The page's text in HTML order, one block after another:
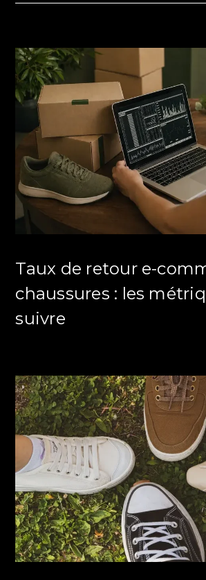
Taux de retour e-
chaussures : les
suivre